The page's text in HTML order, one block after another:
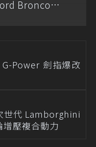
Bronco
Power 劍指爆改
代 Lamborghini
壓複合動力